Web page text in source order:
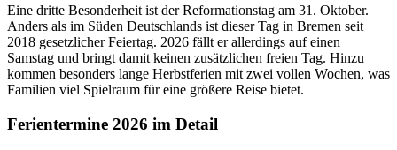
Eine dritte Besonderheit ist der Reformationstag am 31. Oktober.
Anders als im Süden Deutschlands ist dieser Tag in Bremen seit
2018 gesetzlicher Feiertag. 2026 fällt er allerdings auf einen
Samstag und bringt damit keinen zusätzlichen freien Tag. Hinzu
kommen besonders lange Herbstferien mit zwei vollen Wochen, was
Familien viel Spielraum für eine größere Reise bietet.
Ferientermine 2026 im Detail